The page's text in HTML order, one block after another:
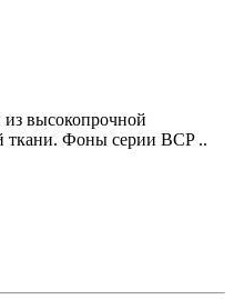
высокопрочной
ткани. Фоны серии BCP ..